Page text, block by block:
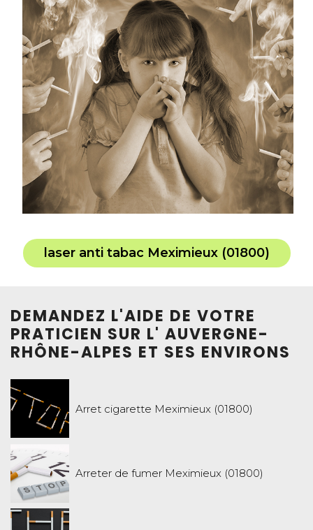
laser anti tabac Meximieux (01800)
DEMANDEZ L'AIDE DE VOTRE
PRATICIEN SUR L' AUVERGNE-
RHÔNE-ALPES ET SES ENVIRONS
Arret cigarette Meximieux (01800)
Arreter de fumer Meximieux (01800)